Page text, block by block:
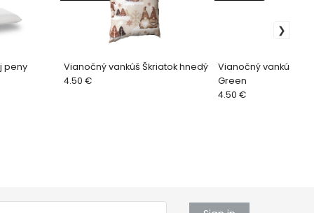
peny
Vianočný vankúš Škriatok hnedý
4.50 €
Vianočný vankúš
Green
4.50 €